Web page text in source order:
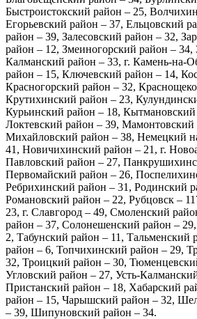
Быстроистокский район – 25,
Егорьевский район – 37, Ельцовский
район – 39, Залесовский район – 32,
район – 12, Змеиногорский район –
Калманский район – 33, г. Камень-на-
район – 15, Ключевский район – 14,
Красногорский район – 32,
Крутихинский район – 23,
Курьинский район – 18, Кытмановский
Локтевский район – 39, Мамонтовский
Михайловский район – 38, Немецкий
41, Новичихинский район – 21, г.
Павловский район – 27,
Первомайский район – 26,
Ребрихинский район – 31, Родинский
Романовский район – 22, Рубцовск –
23, г. Славгород – 49, Смоленский
район – 37, Солонешенский район –
2, Табунский район – 11, Тальменский
район – 6, Топчихинский район – 29,
32, Троицкий район – 30,
Угловский район – 27, Усть-
Пристанский район – 18, Хабарский
район – 15, Чарышский район – 32,
– 39, Шипуновский район – 34.